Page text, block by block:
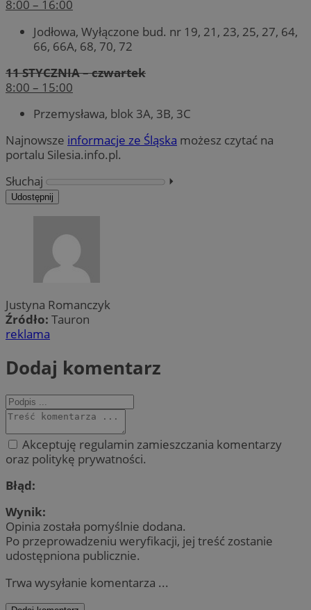
8:00 – 16:00
Jodłowa, Wyłączone bud. nr 19, 21, 23, 25, 27, 64,
66, 66A, 68, 70, 72
11 STYCZNIA – czwartek
8:00 – 15:00
Przemysława, blok 3A, 3B, 3C
Najnowsze informacje ze Śląska możesz czytać na
portalu Silesia.info.pl.
Słuchaj
⏵︎
Udostępnij
Justyna Romanczyk
Źródło: Tauron
reklama
Dodaj komentarz
Akceptuję regulamin zamieszczania komentarzy
oraz politykę prywatności.
Błąd:
Wynik:
Opinia została pomyślnie dodana.
Po przeprowadzeniu weryfikacji, jej treść zostanie
udostępniona publicznie.
Trwa wysyłanie komentarza ...